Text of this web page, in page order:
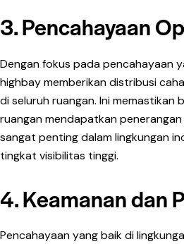
3. Pencahayaan
Dengan fokus pada pencahayaan
highbay memberikan distribusi
di seluruh ruangan. Ini memastikan
ruangan mendapatkan
sangat penting dalam lingkungan
tingkat visibilitas tinggi.
4. Keamanan dan
Pencahayaan yang baik di